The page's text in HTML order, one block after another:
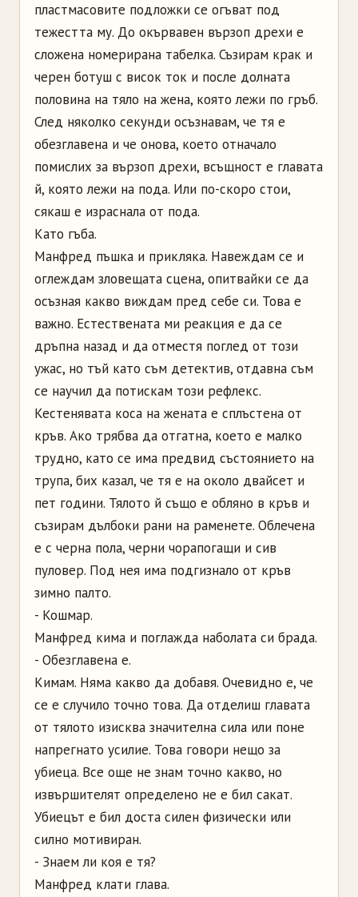
пластмасовите подложки се огъват под
тежестта му. До окървавен вързоп дрехи е
сложена номерирана табелка. Съзирам крак и
черен ботуш с висок ток и после долната
половина на тяло на жена, която лежи по гръб.
След няколко секунди осъзнавам, че тя е
обезглавена и че онова, което отначало
помислих за вързоп дрехи, всъщност е главата
й, която лежи на пода. Или по-скоро стои,
сякаш е израснала от пода.
Като гъба.
Манфред пъшка и прикляка. Навеждам се и
оглеждам зловещата сцена, опитвайки се да
осъзная какво виждам пред себе си. Това е
важно. Естествената ми реакция е да се
дръпна назад и да отместя поглед от този
ужас, но тъй като съм детектив, отдавна съм
се научил да потискам този рефлекс.
Кестенявата коса на жената е сплъстена от
кръв. Ако трябва да отгатна, което е малко
трудно, като се има предвид състоянието на
трупа, бих казал, че тя е на около двайсет и
пет години. Тялото й също е обляно в кръв и
съзирам дълбоки рани на раменете. Облечена
е с черна пола, черни чорапогащи и сив
пуловер. Под нея има подгизнало от кръв
зимно палто.
- Кошмар.
Манфред кима и поглажда наболата си брада.
- Обезглавена е.
Кимам. Няма какво да добавя. Очевидно е, че
се е случило точно това. Да отделиш главата
от тялото изисква значителна сила или поне
напрегнато усилие. Това говори нещо за
убиеца. Все още не знам точно какво, но
извършителят определено не е бил сакат.
Убиецът е бил доста силен физически или
силно мотивиран.
- Знаем ли коя е тя?
Манфред клати глава.